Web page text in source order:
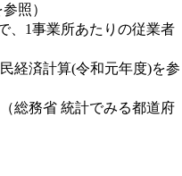
照）
、1事業所あたりの従業者
経済計算(令和元年度)を参
総務省 統計でみる都道府